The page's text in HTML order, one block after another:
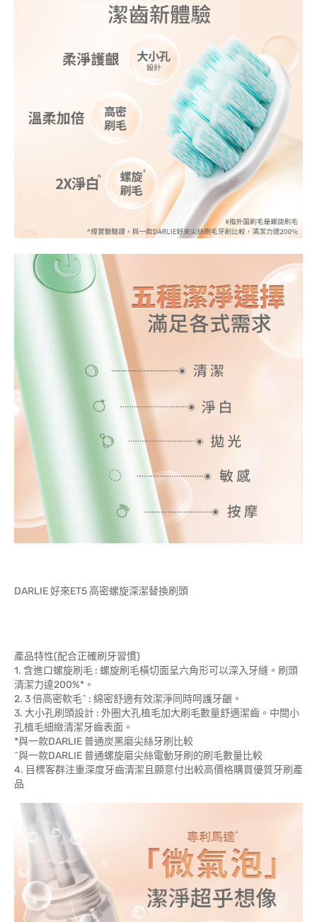
DARLIE 好來ET5 高密螺旋深潔替換刷頭
產品特性(配合正確刷牙習慣)
1. 含進口螺旋刷毛 : 螺旋刷毛橫切面呈六角形可以深入牙縫。刷頭
清潔力達200%*。
2. 3 倍高密軟毛^ : 綿密舒適有效潔淨同時呵護牙齦。
3. 大小孔刷頭設計 : 外圈大孔植毛加大刷毛數量舒適潔齒。中間小
孔植毛細緻清潔牙齒表面。
*與一款DARLIE 普通炭黑磨尖絲牙刷比較
^與一款DARLIE 普通螺旋磨尖絲電動牙刷的刷毛數量比較
4. 目標客群注重深度牙齒清潔且願意付出較高價格購買優質牙刷產
品